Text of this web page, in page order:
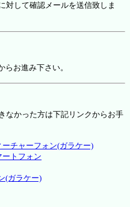
対して確認メールを送信致しま
らお進み下さい。
なかった方は下記リンクからお手
チャーフォン(ガラケー)
トフォン
(ガラケー)